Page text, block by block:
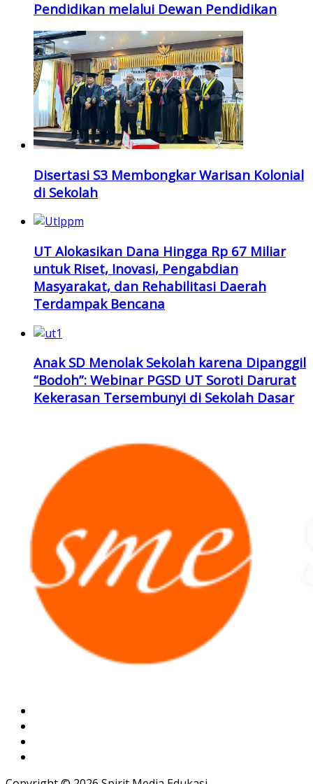
Pendidikan melalui Dewan Pendidikan
Disertasi S3 Membongkar Warisan Kolonial
di Sekolah
UT Alokasikan Dana Hingga Rp 67 Miliar
untuk Riset, Inovasi, Pengabdian
Masyarakat, dan Rehabilitasi Daerah
Terdampak Bencana
Anak SD Menolak Sekolah karena Dipanggil
“Bodoh”: Webinar PGSD UT Soroti Darurat
Kekerasan Tersembunyi di Sekolah Dasar